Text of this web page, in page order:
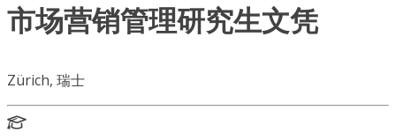
市场营销管理研究生文凭
Zürich, 瑞士